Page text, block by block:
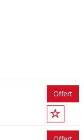
Offert